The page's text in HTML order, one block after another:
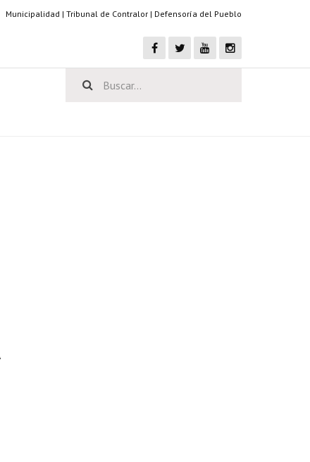
Municipalidad | Tribunal de Contralor | Defensoría del Pueblo